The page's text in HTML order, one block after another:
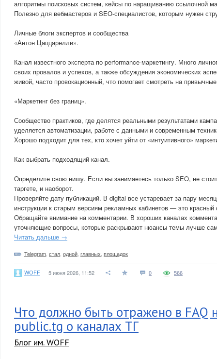
алгоритмы поисковых систем, кейсы по наращиванию ссылочной
Полезно для вебмастеров и SEO-специалистов, которым нужен
Личные блоги экспертов и сообщества
«Антон Цаццарелли».
Канал известного эксперта по performance-маркетингу. Много
своих провалов и успехов, а также обсуждения экономических
живой, часто провокационный, что помогает смотреть на
«Маркетинг без границ».
Сообщество практиков, где делятся реальными результатами
уделяется автоматизации, работе с данными и современным
Хорошо подходит для тех, кто хочет уйти от «интуитивного»
Как выбрать подходящий канал.
Определите свою нишу. Если вы занимаетесь только SEO, не
таргете, и наоборот.
Проверяйте дату публикаций. В digital все устаревает за пару
инструкции к старым версиям рекламных кабинетов — это
Обращайте внимание на комментарии. В хороших каналах
уточняющие вопросы, которые раскрывают нюансы темы лучше
Читать дальше →
Telegram стал одной главных площадок
WOFF 5 июня 2026, 11:52 0 566
Что должно быть отражено в FAQ
public.tg о каналах ТГ
Блог им. WOFF